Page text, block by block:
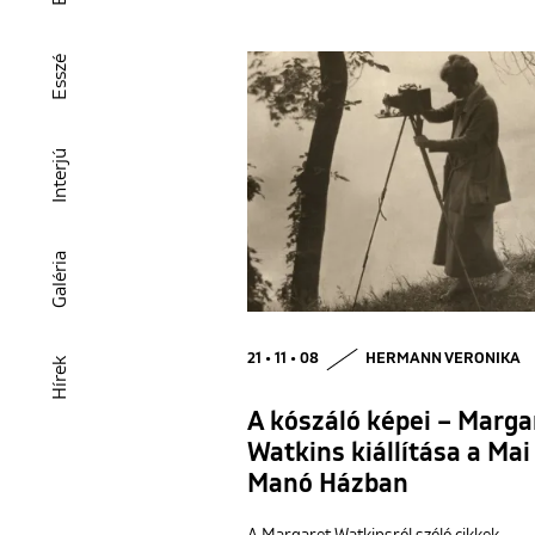
Hírek
Galéria
Interjú
Esszé
21 • 11 • 08 HERMANN VERONIKA
A kószáló képei –
Watkins kiállítása a Mai
Manó Házban